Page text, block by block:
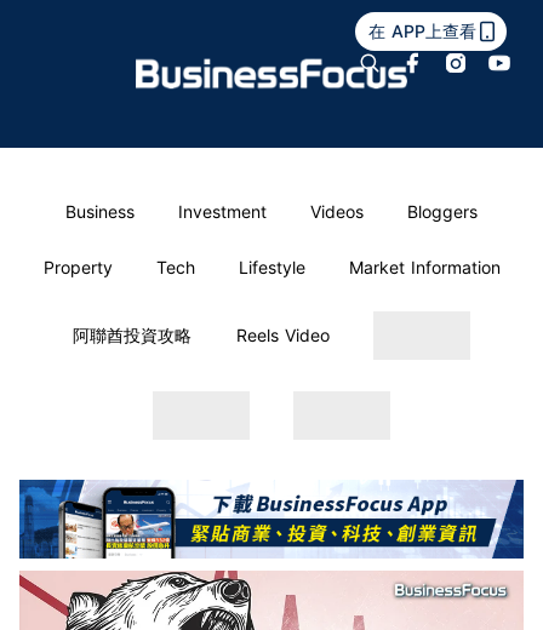
在 APP上查看
Business Investment Videos Bloggers
Property Tech Lifestyle Market Information
阿聯酋投資攻略 Reels Video